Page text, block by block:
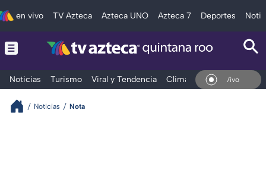
en vivo TV Azteca Azteca UNO Azteca 7 Deportes
Noticias Turismo Viral y Tendencia Clima Tráfico
En Vivo
Noticias Nota